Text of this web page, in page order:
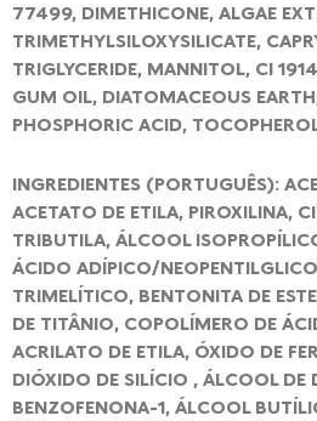
77499, DIMETHICONE, ALGAE
TRIMETHYLSILOXYSILICATE,
TRIGLYCERIDE, MANNITOL, CI
GUM OIL, DIATOMACEOUS
PHOSPHORIC ACID,
INGREDIENTES (PORTUGUÊS):
ACETATO DE ETILA, PIROXILINA,
TRIBUTILA, ÁLCOOL
ÁCIDO ADÍPICO/
TRIMELÍTICO, BENTONITA DE
DE TITÂNIO, COPOLÍMERO DE
ACRILATO DE ETILA, ÓXIDO DE
DIÓXIDO DE SILÍCIO , ÁLCOOL DE
BENZOFENONA-1, ÁLCOOL